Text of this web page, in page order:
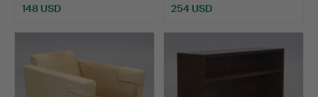
148 USD 254 USD